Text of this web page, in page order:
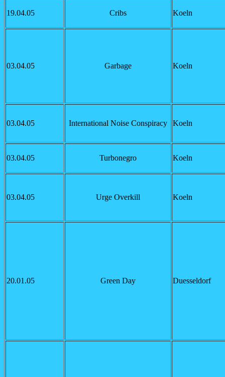
19.04.05 Cribs Koeln
03.04.05 Garbage Koeln
03.04.05 International Noise Conspiracy Koeln
03.04.05 Turbonegro Koeln
03.04.05 Urge Overkill Koeln
20.01.05 Green Day Duesseldorf